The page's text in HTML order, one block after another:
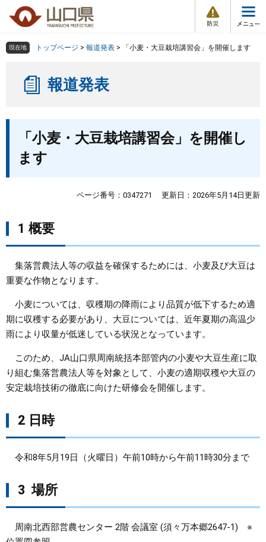
の
ー
情
報
メ
ュ
組織で探す
Other Languages
トップページ
くらし・環境
教育・文化・スポーツ
しごと・産業・観光
県政情報
現在地 トップページ > 報道発表 > 「小麦・大豆栽培講習会」を開催します
報道発表
「小麦・大豆栽培講習会」を開催し
ます
ページ番号：0347271 更新日：2026年5月14日更新
1 概要
集落営農法人等の収益を確保するためには、小麦及び大豆は
重要な作物となります。
小麦については、収穫期の降雨により品質が低下するため適
期に収穫する必要があり、大豆については、近年夏期の高温少
雨により収量が低迷している状況となっています。
このため、JA山口県周南統括本部管内の小麦や大豆生産に取
り組む集落営農法人等を対象として、小麦の適期収穫や大豆の
安定栽培技術の徹底に向けた研修会を開催します。
2 日時
令和8年5月19日（火曜日）午前10時から午前11時30分まで
3 場所
周南北西部営農センター 2階 会議室 (須々万本郷2647-1) ※